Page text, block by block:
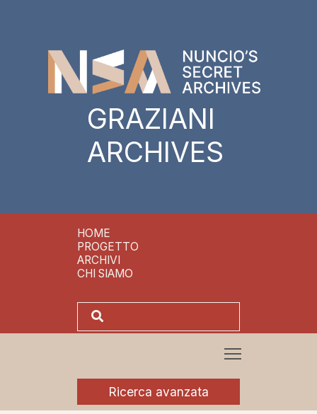
GRAZIANI
ARCHIVES
HOME
PROGETTO
ARCHIVI
CHI SIAMO
Ricerca avanzata